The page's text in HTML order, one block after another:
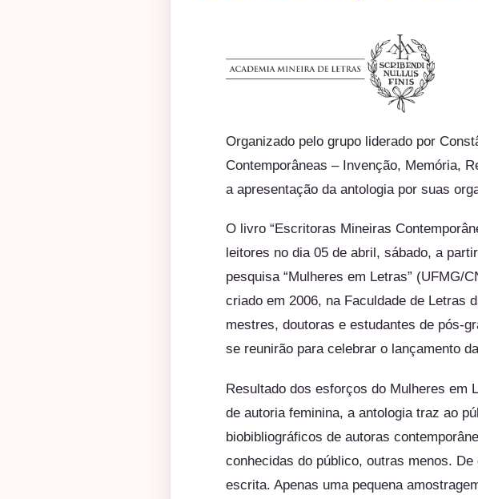
Organizado pelo grupo liderado por
Contemporâneas – Invenção, Memória,
a apresentação da antologia por suas
O livro “Escritoras Mineiras
leitores no dia 05 de abril, sábado, a
pesquisa “Mulheres em Letras” (UFMG/
criado em 2006, na Faculdade de Letras
mestres, doutoras e estudantes de pós-
se reunirão para celebrar o lançamento
Resultado dos esforços do Mulheres em
de autoria feminina, a antologia traz ao
biobibliográficos de autoras
conhecidas do público, outras menos.
escrita. Apenas uma pequena